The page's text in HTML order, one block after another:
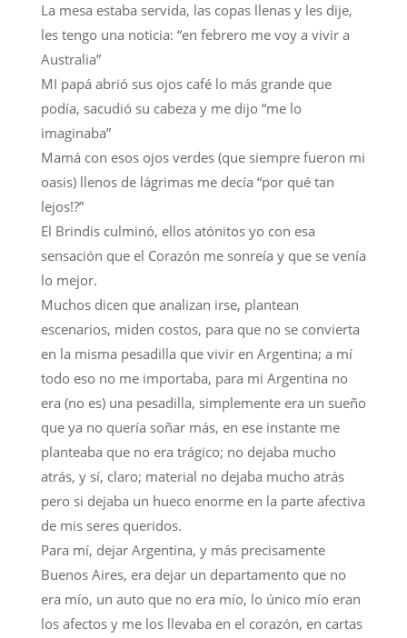
La mesa estaba servida, las copas llenas y les dije,
les tengo una noticia: “en febrero me voy a vivir a
Australia”
MI papá abrió sus ojos café lo más grande que
podía, sacudió su cabeza y me dijo “me lo
imaginaba”
Mamá con esos ojos verdes (que siempre fueron mi
oasis) llenos de lágrimas me decía “por qué tan
lejos!?”
El Brindis culminó, ellos atónitos yo con esa
sensación que el Corazón me sonreía y que se venía
lo mejor.
Muchos dicen que analizan irse, plantean
escenarios, miden costos, para que no se convierta
en la misma pesadilla que vivir en Argentina; a mí
todo eso no me importaba, para mi Argentina no
era (no es) una pesadilla, simplemente era un sueño
que ya no quería soñar más, en ese instante me
planteaba que no era trágico; no dejaba mucho
atrás, y sí, claro; material no dejaba mucho atrás
pero si dejaba un hueco enorme en la parte afectiva
de mis seres queridos.
Para mí, dejar Argentina, y más precisamente
Buenos Aires, era dejar un departamento que no
era mío, un auto que no era mío, lo único mío eran
los afectos y me los llevaba en el corazón, en cartas